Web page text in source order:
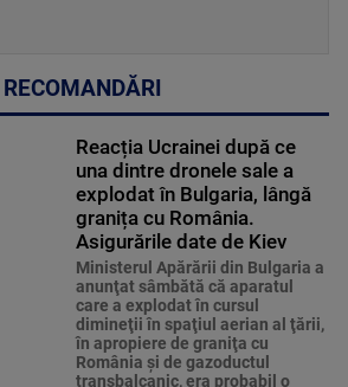
RECOMANDĂRI
Reacția Ucrainei după ce
una dintre dronele sale a
explodat în Bulgaria, lângă
granița cu România.
Asigurările date de Kiev
Ministerul Apărării din Bulgaria a
anunţat sâmbătă că aparatul
care a explodat în cursul
dimineţii în spaţiul aerian al ţării,
în apropiere de graniţa cu
România şi de gazoductul
transbalcanic, era probabil o